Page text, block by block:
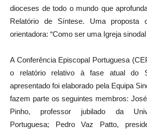
dioceses de todo o mundo que
Relatório de Síntese. Uma proposta
orientadora: “Como ser uma Igreja
A Conferência Episcopal Portuguesa
o relatório relativo à fase atual do
apresentado foi elaborado pela Equipa
fazem parte os seguintes membros:
Pinho, professor jubilado da
Portuguesa; Pedro Vaz Patto,